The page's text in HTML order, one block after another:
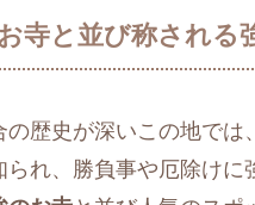
寺と並び称される
歴史が深いこの地では
られ、勝負事や厄除けに